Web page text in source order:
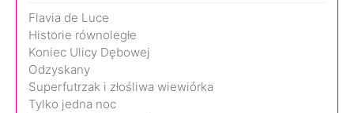
Flavia de Luce
Historie równoległe
Koniec Ulicy Dębowej
Odzyskany
Superfutrzak i złośliwa wiewiórka
Tylko jedna noc